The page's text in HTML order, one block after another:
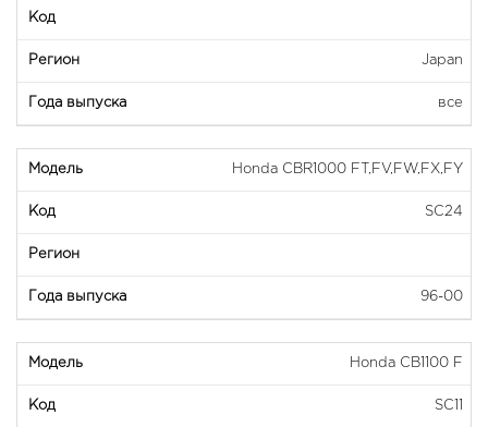
Japan
все
Honda CBR1000 FT,FV,FW,FX,FY
SC24
96-00
Honda CB1100 F
SC11